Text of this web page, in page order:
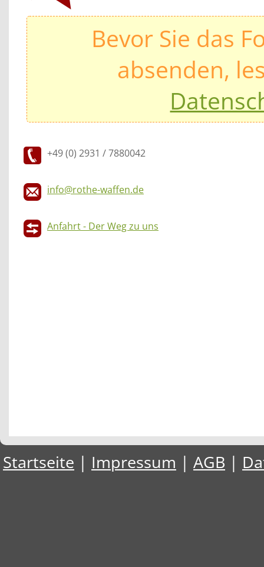
Bevor Sie das
absenden,
+49 (0) 2931 / 7880042
info@rothe-waffen.de
Anfahrt - Der Weg zu uns
Startseite | Impressum | AGB |